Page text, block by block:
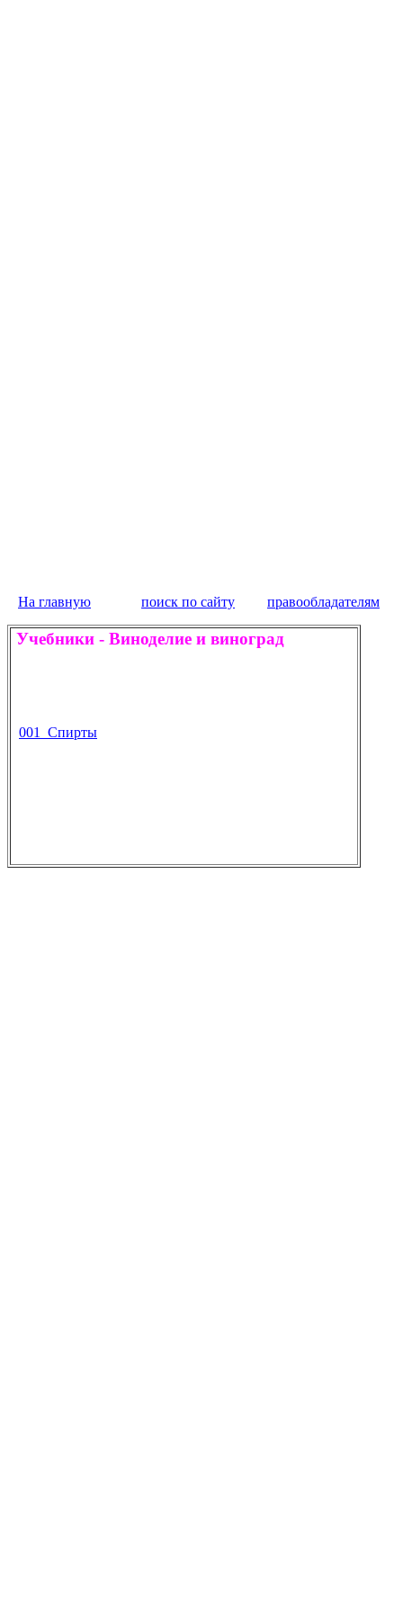
На главную поиск по сайту правообладателям
Учебники - Виноделие и виноград
001 Спирты